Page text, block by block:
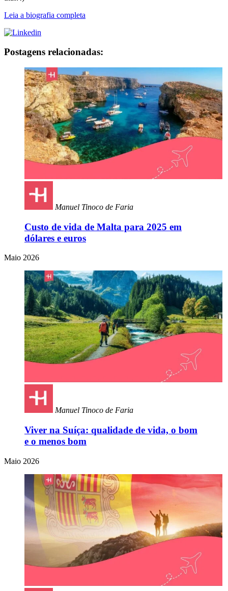
Leia a biografia completa
Postagens relacionadas:
Manuel Tinoco de Faria
Custo de vida de Malta para 2025 em
dólares e euros
Maio 2026
Manuel Tinoco de Faria
Viver na Suíça: qualidade de vida, o bom
e o menos bom
Maio 2026